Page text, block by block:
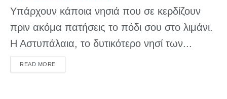
Υπάρχουν κάποια νησιά που σε κερδίζουν
πριν ακόμα πατήσεις το πόδι σου στο λιμάνι.
Η Αστυπάλαια, το δυτικότερο νησί των...
READ MOREDETAILS